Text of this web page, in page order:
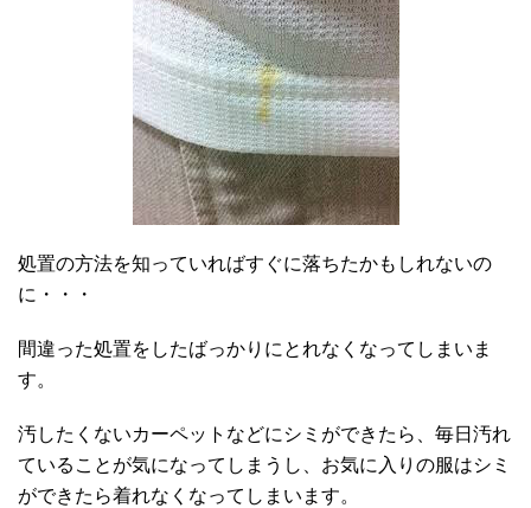
処置の方法を知っていればすぐに落ちたかもしれないの
に・・・
間違った処置をしたばっかりにとれなくなってしまいま
す。
汚したくないカーペットなどにシミができたら、毎日汚れ
ていることが気になってしまうし、お気に入りの服はシミ
ができたら着れなくなってしまいます。